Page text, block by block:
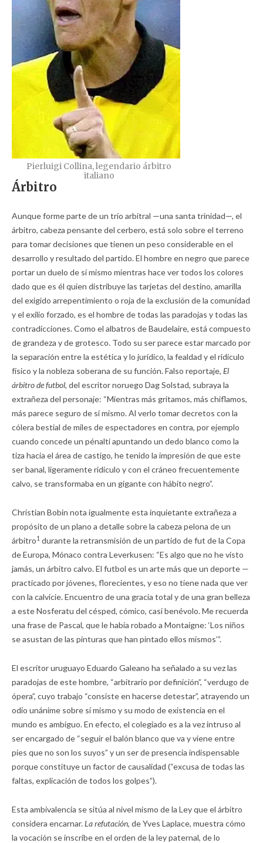
Pierluigi Collina, legendario árbitro
italiano
Árbitro
Aunque forme parte de un trío arbitral —una santa trinidad—, el
árbitro, cabeza pensante del cerbero, está solo sobre el terreno
para tomar decisiones que tienen un peso considerable en el
desarrollo y resultado del partido. El hombre en negro que parece
portar un duelo de sí mismo mientras hace ver todos los colores
dado que es él quien distribuye las tarjetas del destino, amarilla
del exigido arrepentimiento o roja de la exclusión de la comunidad
y el exilio forzado, es el hombre de todas las paradojas y todas las
contradicciones. Como el albatros de Baudelaire, está compuesto
de grandeza y de grotesco. Todo su ser parece estar marcado por
la separación entre la estética y lo jurídico, la fealdad y el ridículo
físico y la nobleza soberana de su función. Falso reportaje, El
árbitro de futbol, del escritor noruego Dag Solstad, subraya la
extrañeza del personaje: “Mientras más gritamos, más chiflamos,
más parece seguro de sí mismo. Al verlo tomar decretos con la
cólera bestial de miles de espectadores en contra, por ejemplo
cuando concede un pénalti apuntando un dedo blanco como la
tiza hacia el área de castigo, he tenido la impresión de que este
ser banal, ligeramente ridículo y con el cráneo frecuentemente
calvo, se transformaba en un gigante con hábito negro”.
Christian Bobin nota igualmente esta inquietante extrañeza a
propósito de un plano a detalle sobre la cabeza pelona de un
árbitro1 durante la retransmisión de un partido de fut de la Copa
de Europa, Mónaco contra Leverkusen: “Es algo que no he visto
jamás, un árbitro calvo. El futbol es un arte más que un deporte —
practicado por jóvenes, florecientes, y eso no tiene nada que ver
con la calvicie. Encuentro de una gracia total y de una gran belleza
a este Nosferatu del césped, cómico, casi benévolo. Me recuerda
una frase de Pascal, que le había robado a Montaigne: ‘Los niños
se asustan de las pinturas que han pintado ellos mismos’”.
El escritor uruguayo Eduardo Galeano ha señalado a su vez las
paradojas de este hombre, “arbitrario por definición”, “verdugo de
ópera”, cuyo trabajo “consiste en hacerse detestar”, atrayendo un
odio unánime sobre sí mismo y su modo de existencia en el
mundo es ambiguo. En efecto, el colegiado es a la vez intruso al
ser encargado de “seguir el balón blanco que va y viene entre
pies que no son los suyos” y un ser de presencia indispensable
porque constituye un factor de causalidad (“excusa de todas las
faltas, explicación de todos los golpes”).
Esta ambivalencia se sitúa al nivel mismo de la Ley que el árbitro
considera encarnar.La refutación, de Yves Laplace, muestra cómo
la vocación se inscribe en el orden de la ley paternal, de lo